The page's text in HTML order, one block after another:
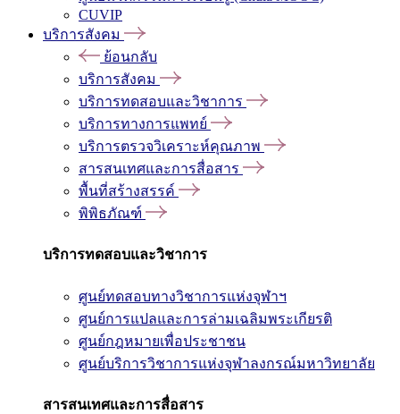
CUVIP
บริการสังคม
ย้อนกลับ
บริการสังคม
บริการทดสอบและวิชาการ
บริการทางการแพทย์
บริการตรวจวิเคราะห์คุณภาพ
สารสนเทศและการสื่อสาร
พื้นที่สร้างสรรค์
พิพิธภัณฑ์
บริการทดสอบและวิชาการ
ศูนย์ทดสอบทางวิชาการแห่งจุฬาฯ
ศูนย์การแปลและการล่ามเฉลิมพระเกียรติ
ศูนย์กฎหมายเพื่อประชาชน
ศูนย์บริการวิชาการแห่งจุฬาลงกรณ์มหาวิทยาลัย
สารสนเทศและการสื่อสาร